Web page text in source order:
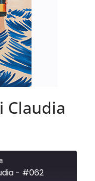
Claudia
- #062